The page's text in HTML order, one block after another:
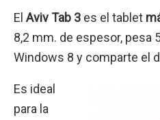
El Aviv Tab 3 es el tablet
8,2 mm. de espesor, pesa
Windows 8 y comparte el
Es ideal
para la